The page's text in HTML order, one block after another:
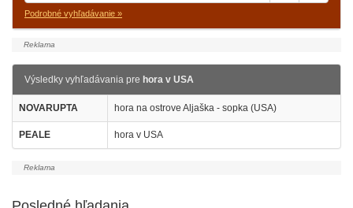
Podrobné vyhľadávanie »
Výsledky vyhľadávania pre hora v USA
NOVARUPTA hora na ostrove Aljaška - sopka (USA)
PEALE hora v USA